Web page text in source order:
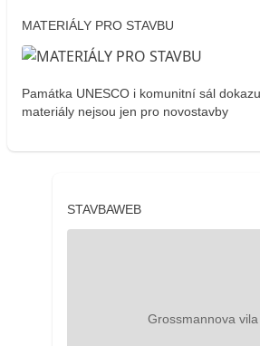
MATERIÁLY PRO STAVBU
Památka UNESCO i komunitní sál
materiály nejsou jen pro novostavby
STAVBAWEB